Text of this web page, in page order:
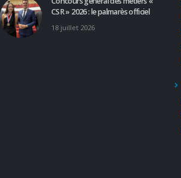
CSR » 2026 : le palmarès officiel
18 juillet 2026